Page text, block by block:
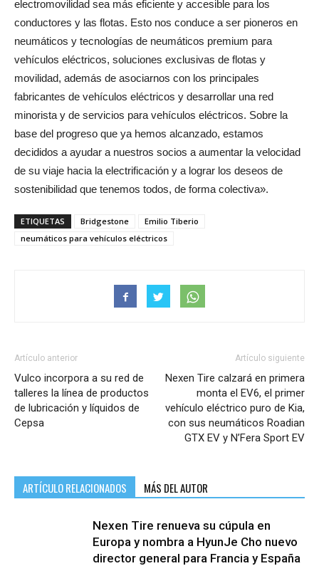
electromovilidad sea más eficiente y accesible para los
conductores y las flotas. Esto nos conduce a ser pioneros en
neumáticos y tecnologías de neumáticos premium para
vehículos eléctricos, soluciones exclusivas de flotas y
movilidad, además de asociarnos con los principales
fabricantes de vehículos eléctricos y desarrollar una red
minorista y de servicios para vehículos eléctricos. Sobre la
base del progreso que ya hemos alcanzado, estamos
decididos a ayudar a nuestros socios a aumentar la velocidad
de su viaje hacia la electrificación y a lograr los deseos de
sostenibilidad que tenemos todos, de forma colectiva».
ETIQUETAS Bridgestone
Emilio Tiberio
neumáticos para vehículos eléctricos
Artículo anterior
Vulco incorpora a su red de
talleres la línea de productos
de lubricación y líquidos de
Cepsa
Artículo siguiente
Nexen Tire calzará en primera
monta el EV6, el primer
vehículo eléctrico puro de Kia,
con sus neumáticos Roadian
GTX EV y N’Fera Sport EV
ARTÍCULO RELACIONADOS MÁS DEL AUTOR
Nexen Tire renueva su cúpula en
Europa y nombra a HyunJe Cho nuevo
director general para Francia y España